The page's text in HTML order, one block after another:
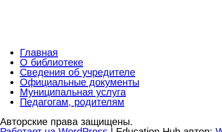
Главная
О библиотеке
Сведения об учредителе
Официальные документы
Муниципальная услуга
Педагогам, родителям
Авторские права защищены.